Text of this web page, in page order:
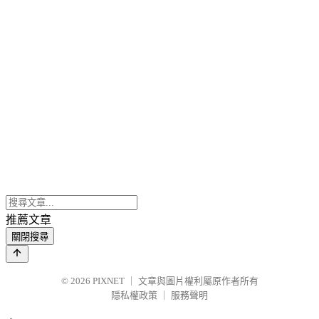
推薦文章
關閉搜尋
© 2026 PIXNET
文章與圖片權利屬原作者所有
隱私權政策
服務聲明